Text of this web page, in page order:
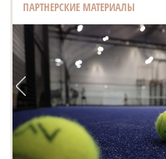
ПАРТНЕРСКИЕ МАТЕРИАЛЫ